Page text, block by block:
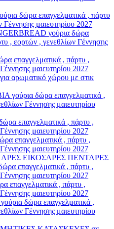
δώρα επαγγελματικά , πάρτυ
Γέννησης μαιευτηρίου 2027
γούρια δώρα
, εορτών , γενεθλίων Γέννησης
επαγγελματικά , πάρτυ ,
μαιευτηρίου 2027
χώρου με στικ
δώρα επαγγελματικά ,
Γέννησης μαιευτηρίου
επαγγελματικά , πάρτυ ,
μαιευτηρίου 2027
επαγγελματικά , πάρτυ ,
μαιευτηρίου 2027
ΕΙΚΟΣΑΡΕΣ ΠΕΝΤΑΡΕΣ
επαγγελματικά , πάρτυ ,
μαιευτηρίου 2027
επαγγελματικά , πάρτυ ,
μαιευτηρίου 2027
δώρα επαγγελματικά ,
Γέννησης μαιευτηρίου